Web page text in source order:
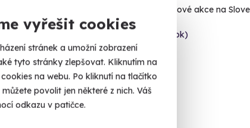
vyřešit cookies
stránek a umožní zobrazení
tyto stránky zlepšovat. Kliknutím na
na webu. Po kliknutí na tlačítko
povolit jen některé z nich. Váš
odkazu v patičce.
Buďte součástí největší balónové akce na
Velká Lomnice (Kežmarok)
3 890 Kč